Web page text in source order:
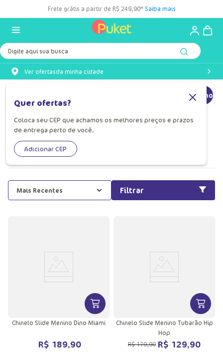
Frete grátis a partir de R$ 249,90* Saiba mais
Digite aqui sua busca
Ver ofertasda minha cidade
Quer ofertas?
Coloca seu CEP que achamos os melhores preços e prazos
de entrega perto de você.
Adicionar CEP
Chinelo Infantil Masculino
Chinelo Infantil Masculino
Conforto e aventura se encontram no chinelo infantil
masculino da Puket, feito para todas as aventuras!
Mais Recentes Filtrar
VER MAIS INFORMAÇÕES DO
Chinelo Slide Menino Dino Miami
R$ 189,90
VER
Chinelo Slide Menino Tubarão Hip
Hop
R$179,90 R$ 129,90